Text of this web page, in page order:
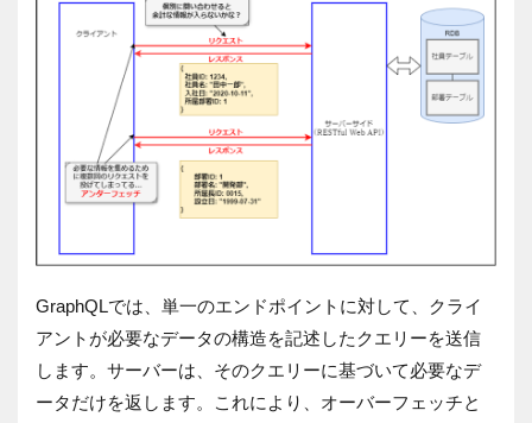
GraphQLでは、単一のエンドポイントに対して、クライ
アントが必要なデータの構造を記述したクエリーを送信
します。サーバーは、そのクエリーに基づいて必要なデ
ータだけを返します。これにより、オーバーフェッチと